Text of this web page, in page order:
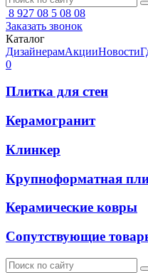
8 927 08 5 08 08
Заказать звонок
Каталог
ДизайнерамАкцииНовости
0
Плитка для стен
Керамогранит
Клинкер
Крупноформатная
Керамические ковры
Сопутствующие